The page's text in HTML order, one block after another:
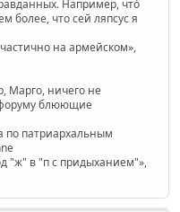
Например, чтó
более, что сей ляпсус я
на армейском»,
Марго, ничего не
форуму блюющие
патриархальным
"ж" в "п с придыханием"»,